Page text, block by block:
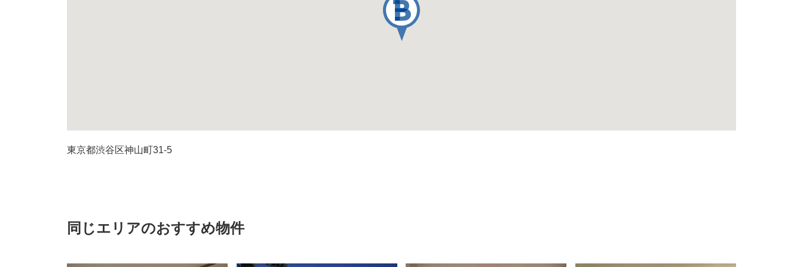
東京都渋谷区神山町31-5
同じエリアのおすすめ物件